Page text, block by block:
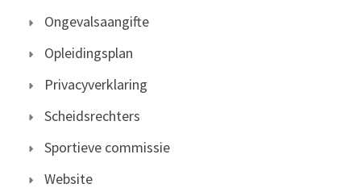
Ongevalsaangifte
Opleidingsplan
Privacyverklaring
Scheidsrechters
Sportieve commissie
Website